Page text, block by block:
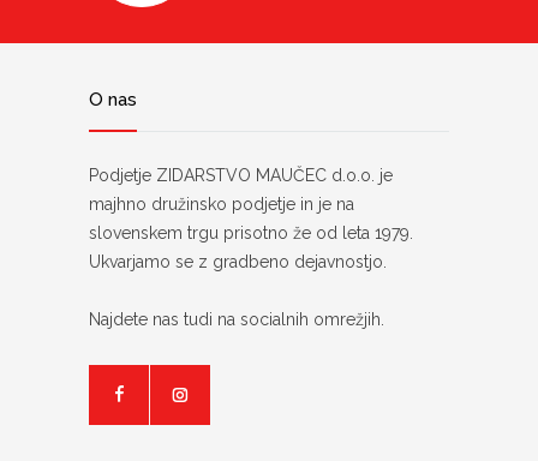
O nas
Podjetje ZIDARSTVO MAUČEC d.o.o. je
majhno družinsko podjetje in je na
slovenskem trgu prisotno že od leta 1979.
Ukvarjamo se z gradbeno dejavnostjo.
Najdete nas tudi na socialnih omrežjih.